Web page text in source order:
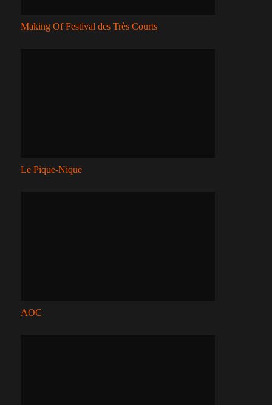
Making Of Festival des Très Courts
Le Pique-Nique
AOC